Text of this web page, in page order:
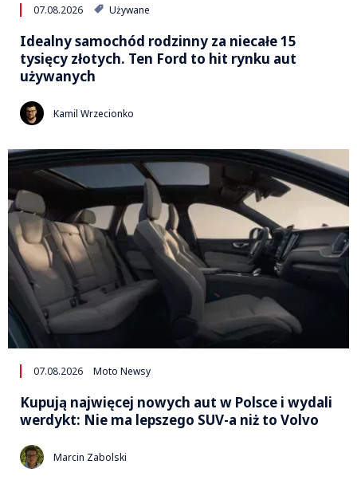
07.08.2026 Używane
Idealny samochód rodzinny za niecałe 15
tysięcy złotych. Ten Ford to hit rynku aut
używanych
Kamil Wrzecionko
07.08.2026 Moto Newsy
Kupują najwięcej nowych aut w Polsce i wydali
werdykt: Nie ma lepszego SUV-a niż to Volvo
Marcin Zabolski